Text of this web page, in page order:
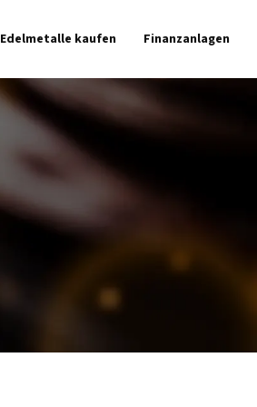
Edelmetalle kaufen Finanzanlagen